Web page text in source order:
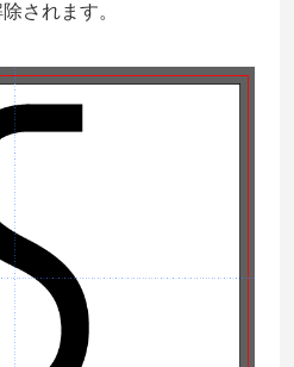
されます。